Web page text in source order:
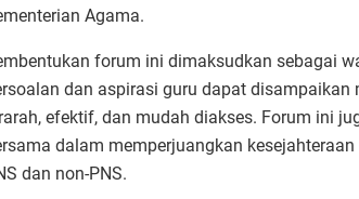
Agama.
forum ini dimaksudkan sebagai
dan aspirasi guru dapat
efektif, dan mudah diakses. Forum ini
dalam memperjuangkan
dan non-PNS.